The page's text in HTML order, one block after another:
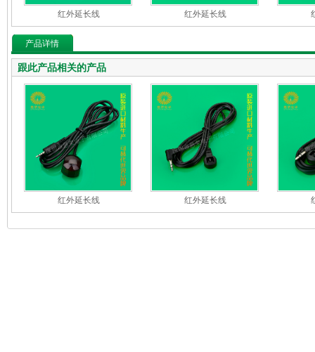
红外延长线 红外延长线
产品详情
跟此产品相关的产品
红外延长线 红外延长线